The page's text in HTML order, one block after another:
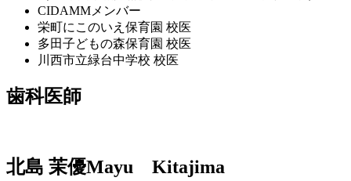
CIDAMMメンバー
栄町にこのいえ保育園 校医
多田子どもの森保育園 校医
川西市立緑台中学校 校医
歯科医師
北島 茉優Mayu Kitajima